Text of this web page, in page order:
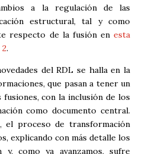
a la regulación de las
estructural, tal y como
respecto de la fusión en esta
.
del RDL se halla en la
que pasan a tener un
con la inclusión de los
como documento central.
el proceso de transformación
explicando con más detalle los
como ya avanzamos, sufre